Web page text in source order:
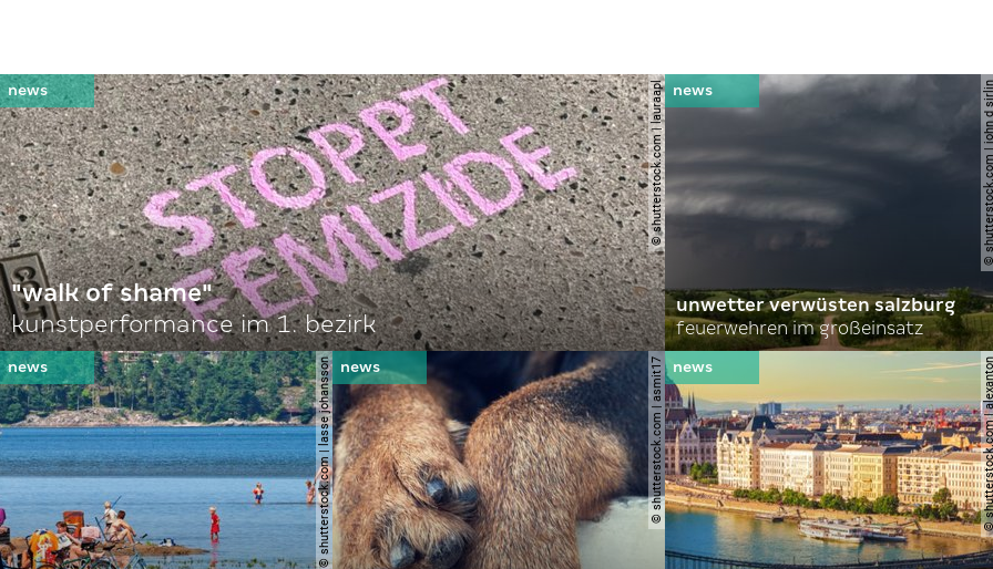
© shutterstock.com | lauraapl
"walk of shame"
kunstperformance im 1. bezirk
©
unwetter verwüsten salzburg
feuerwehren im großeinsatz
© shutterstock.com | lasse johansson © shutterstock.com | asmit17 ©